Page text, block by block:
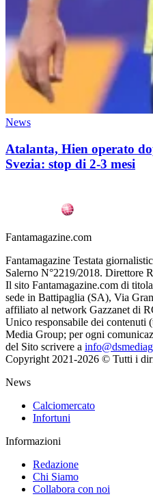
News
Atalanta, Hien operato
Svezia: stop di 2-3 mesi
Fantamagazine.com
Fantamagazine Testata
Salerno N°2219/2018. Direttore
Il sito Fantamagazine.com di
sede in Battipaglia (SA), Via
affiliato al network Gazzanet di
Unico responsabile dei contenuti
Media Group; per ogni
del Sito scrivere a
Copyright 2021-2026 © Tutti i
News
Calciomercato
Infortuni
Informazioni
Redazione
Chi Siamo
Collabora con noi